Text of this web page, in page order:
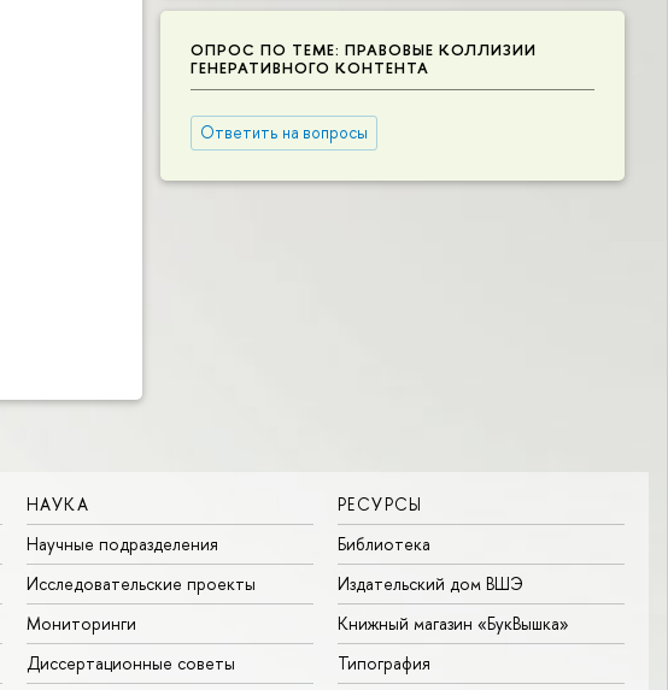
ОПРОС ПО ТЕМЕ: ПРАВОВЫЕ КОЛЛИЗИИ
ГЕНЕРАТИВНОГО КОНТЕНТА
Ответить на вопросы
НАУКА
Научные подразделения
Исследовательские проекты
Мониторинги
Диссертационные советы
РЕСУРСЫ
Библиотека
Издательский дом ВШЭ
Книжный магазин «БукВышка»
Типография